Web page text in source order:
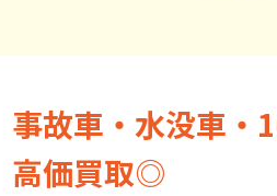
事故車・水没車・
高価買取◎